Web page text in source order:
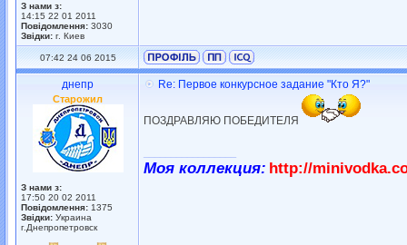
З нами з:
14:15 22 01 2011
Повідомлення: 3030
Звідки: г. Киев
07:42 24 06 2015
днепр
Старожил
З нами з:
17:50 20 02 2011
Повідомлення: 1375
Звідки: Украина
г.Днепропетровск
Re: Первое конкурсное задание "Кто Я?"
ПОЗДРАВЛЯЮ ПОБЕДИТЕЛЯ
Моя коллекция: http://